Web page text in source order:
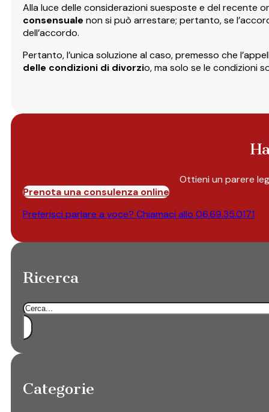
Alla luce delle considerazioni suesposte e del recente
consensuale non si può arrestare; pertanto, se
dell’accordo.
Pertanto, l’unica soluzione al caso, premesso che
delle condizioni di divorzio, ma solo se le condizioni
Ottieni un parere
Prenota una consulenza online
Preferisci parlare a voce? Chiamaci allo 06.69.35.0171
Ricerca
Cerca
Categorie